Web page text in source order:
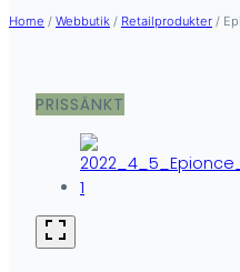
Home / Webbutik / Retailprodukter /
PRISSÄNKT